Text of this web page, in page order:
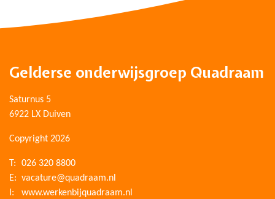
Gelderse onderwijsgroep Quadraam
Saturnus 5
6922 LX Duiven
Copyright 2026
T:
026 320 8800
E: vacature@quadraam.nl
I:
www.werkenbijquadraam.nl